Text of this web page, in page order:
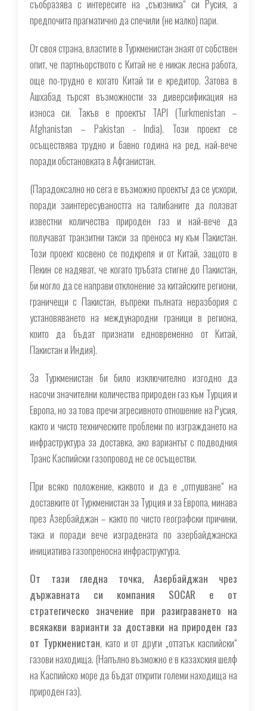
съобразява с интересите на „съюзника“ си Русия, а
предпочита прагматично да спечили (не малко) пари.
От своя страна, властите в Туркменистан знаят от собствен
опит, че партньорството с Китай не е никак лесна работа,
още по-трудно е когато Китай ти е кредитор. Затова в
Ашхабад търсят възможности за диверсификация на
износа си. Такъв е проектът TAPI (Turkmenistan –
Afghanistan – Pakistan - India). Този проект се
осъществява трудно и бавно година на ред, най-вече
поради обстановката в Афганистан.
(Парадоксално но сега е възможно проектът да се ускори,
поради заинтересуваността на талибаните да ползват
известни количества природен газ и най-вече да
получават транзитни такси за преноса му към Пакистан.
Този проект косвено се подкрепя и от Китай, защото в
Пекин се надяват, че когато тръбата стигне до Пакистан,
би могло да се направи отклонение за китайските региони,
граничещи с Пакистан, въпреки пълната неразбория с
установяването на международни граници в региона,
които да бъдат признати едновременно от Китай,
Пакистан и Индия).
За Туркменистан би било изключително изгодно да
насочи значителни количества природен газ към Турция и
Европа, но за това пречи агресивното отношение на Русия,
както и чисто техническите проблеми по изграждането на
инфраструктура за доставка, ако вариантът с подводния
Транс Каспийски газопровод не се осъществи.
При всяко положение, каквото и да е „отпушване“ на
доставките от Туркменистан за Турция и за Европа, минава
през Азербайджан – както по чисто географски причини,
така и поради вече изградената по азербайджанска
инициатива газопреносна инфраструктура.
От тази гледна точка, Азербайджан чрез
държавната си компания SOCAR е от
стратегическо значение при разиграването на
всякакви варианти за доставки на природен газ
от Туркменистан, като и от други „оттатък каспийски“
газови находища. (Напълно възможно е в казахския шелф
на Каспийско море да бъдат открити големи находища на
природен газ).